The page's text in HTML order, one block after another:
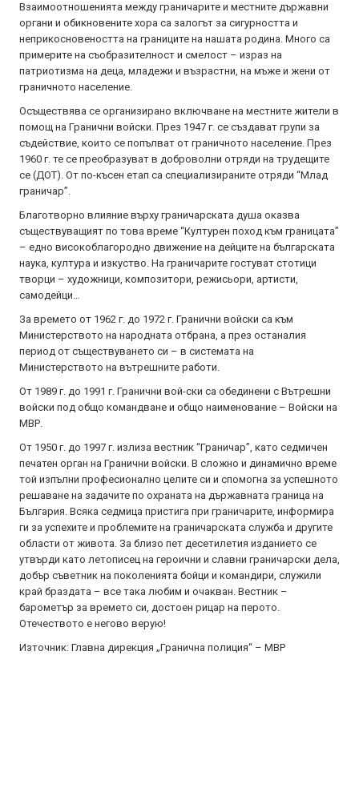
Взаимоотношенията между граничарите и местните държавни
органи и обикновените хора са залогът за сигурността и
неприкосновеността на границите на нашата родина. Много са
примерите на съобразителност и смелост – израз на
патриотизма на деца, младежи и възрастни, на мъже и жени от
граничното население.
Осъществява се организирано включване на местните жители в
помощ на Гранични войски. През 1947 г. се създават групи за
съдействие, които се попълват от граничното население. През
1960 г. те се преобразуват в доброволни отряди на трудещите
се (ДОТ). От по-късен етап са специализираните отряди “Млад
граничар”.
Благотворно влияние върху граничарската душа оказва
съществуващият по това време “Културен поход към границата”
– едно високоблагородно движение на дейците на българската
наука, култура и изкуство. На граничарите гостуват стотици
творци – художници, композитори, режисьори, артисти,
самодейци…
За времето от 1962 г. до 1972 г. Гранични войски са към
Министерството на народната отбрана, а през останалия
период от съществуването си – в системата на
Министерството на вътрешните работи.
От 1989 г. до 1991 г. Гранични вой-ски са обединени с Вътрешни
войски под общо командване и общо наименование – Войски на
МВР.
От 1950 г. до 1997 г. излиза вестник “Граничар”, като седмичен
печатен орган на Гранични войски. В сложно и динамично време
той изпълни професионално целите си и спомогна за успешното
решаване на задачите по охраната на държавната граница на
България. Всяка седмица пристига при граничарите, информира
ги за успехите и проблемите на граничарската служба и другите
области от живота. За близо пет десетилетия изданието се
утвърди като летописец на героични и славни граничарски дела,
добър съветник на поколенията бойци и командири, служили
край браздата – все така любим и очакван. Вестник –
барометър за времето си, достоен рицар на перото.
Отечеството е негово верую!
Източник: Главна дирекция „Гранична полиция“ – МВР